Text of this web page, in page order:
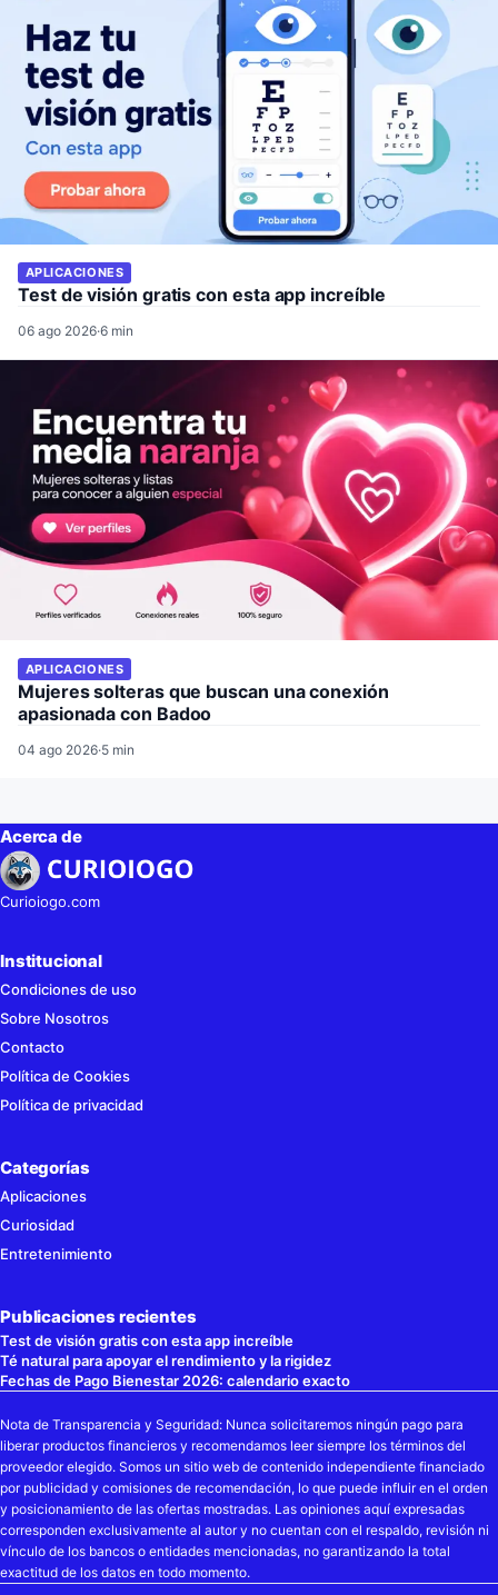
APLICACIONES
Test de visión gratis con esta app increíble
06 ago 2026·6 min
APLICACIONES
Mujeres solteras que buscan una conexión
apasionada con Badoo
04 ago 2026·5 min
Acerca de
Curioiogo.com
Institucional
Condiciones de uso
Sobre Nosotros
Contacto
Política de Cookies
Política de privacidad
Categorías
Aplicaciones
Curiosidad
Entretenimiento
Publicaciones recientes
Test de visión gratis con esta app increíble
Té natural para apoyar el rendimiento y la rigidez
Fechas de Pago Bienestar 2026: calendario exacto
Nota de Transparencia y Seguridad: Nunca solicitaremos ningún pago para
liberar productos financieros y recomendamos leer siempre los términos del
proveedor elegido. Somos un sitio web de contenido independiente financiado
por publicidad y comisiones de recomendación, lo que puede influir en el orden
y posicionamiento de las ofertas mostradas. Las opiniones aquí expresadas
corresponden exclusivamente al autor y no cuentan con el respaldo, revisión ni
vínculo de los bancos o entidades mencionadas, no garantizando la total
exactitud de los datos en todo momento.